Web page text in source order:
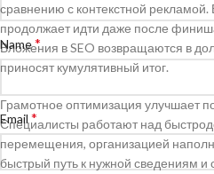
сравнению с контекстной рекламой.
продолжает идти даже после
Вложения в SEO возвращаются в
приносят кумулятивный итог.
Грамотное оптимизация улучшает
Специалисты работают над
перемещения, организацией
быстрый путь к нужной сведениям
Name*
Email *